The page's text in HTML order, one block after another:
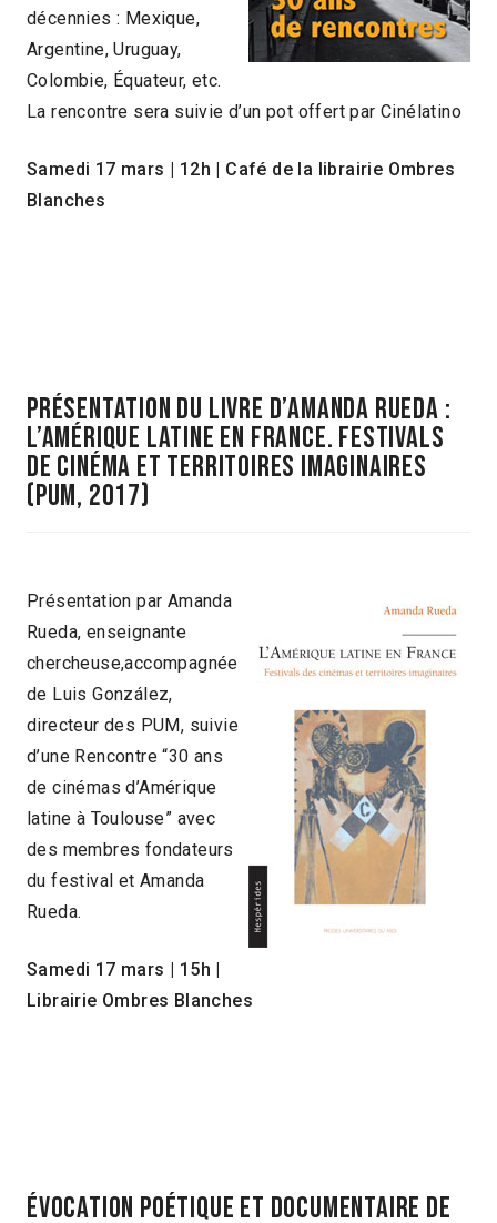
décennies : Mexique,
Argentine, Uruguay,
Colombie, Équateur, etc.
La rencontre sera suivie d’un pot offert par Cinélatino
Samedi 17 mars 12h
Café de la librairie Ombres
Blanches
présentation du livre d’Amanda Rueda :
L’Amérique latine en France. Festivals
de cinéma et territoires imaginaires
(PUM, 2017)
Présentation par Amanda
Rueda, enseignante
chercheuse,accompagnée
de Luis González,
directeur des PUM, suivie
d’une Rencontre “30 ans
de cinémas d’Amérique
latine à Toulouse” avec
des membres fondateurs
du festival et Amanda
Rueda.
Samedi 17 mars | 15h |
Librairie Ombres Blanches
Évocation poétique et documentaire de